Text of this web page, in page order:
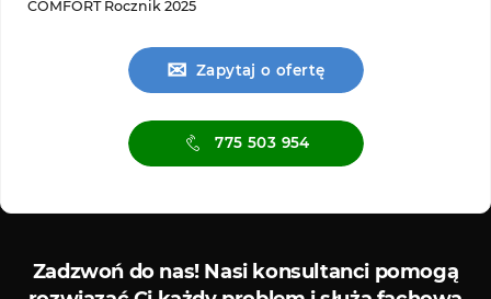
COMFORT Rocznik 2025
✉ Zapytaj o ofertę
775 503 954
Zadzwoń do nas!Nasi konsultanci pomogą